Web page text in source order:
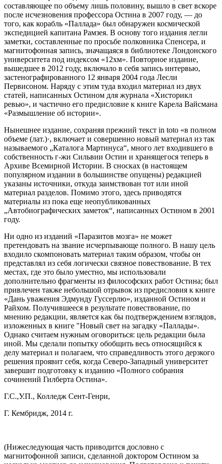
составляющее по объему лишь половину, вышло в свет вскоре
после исчезновения профессора Остина в 2007 году, — до
того, как корабль «Паллада» был обнаружен космической
экспедицией капитана Рамзея. В основу того издания легли
заметки, составленные по просьбе полковника Спенсера, и
магнитофонная запись, значащаяся в библиотеке Лондонского
университета под индексом «12хм». Повторное издание,
вышедшее в 2012 году, включало в себя запись интервью,
застенографированного 12 января 2004 года Лесли
Первисоном. Наряду с этим туда входил материал из двух
статей, написанных Остином для журнала «Хисторикл
ревью», и частично его предисловие к книге Карела Вайсмана
«Размышление об истории».
Нынешнее издание, сохраняя прежний текст in toto «в полном
объеме (лат.)·, включает и совершенно новый материал из так
называемого „Каталога Мартинуса“, много лет входившего в
собственность г‑жи Сильвии Остин и хранящегося теперь в
Архиве Всемирной Истории. В сносках (в настоящем
популярном издании в большинстве опущены) редакцией
указаны источники, откуда заимствован тот или иной
материал разделов. Помимо этого, здесь приводятся
материалы из пока еще неопубликованных
„Автобиографических заметок“, написанных Остином в 2001
году.
Ни одно из изданий «Паразитов мозга» не может
претендовать на звание исчерпывающе полного. В нашу цель
входило скомпоновать материал таким образом, чтобы он
представлял из себя логически связное повествование. В тех
местах, где это было уместно, мы использовали
дополнительно фрагменты из философских работ Остина; был
привлечен также небольшой отрывок из предисловия к книге
«Дань уважения Эдмунду Гуссерлю», изданной Остином и
Райхом. Получившееся в результате повествование, по
мнению редакции, является как бы подтверждением взглядов,
изложенных в книге "Новый свет на загадку «Паллады».
Однако считаем нужным оговориться: цель редакции была
иной. Мы сделали попытку обобщить весь относящийся к
делу материал и полагаем, что справедливость этого дерзкого
решения проявит себя, когда Северо‑Западный университет
завершит подготовку к изданию «Полного собрания
сочинений Гилберта Остина».
Г.С.,У.П., Колледж Сент‑Генри,
Г. Кембридж, 2014 г.
(Нижеследующая часть приводится дословно с
магнитофонной записи, сделанной доктором Остином за